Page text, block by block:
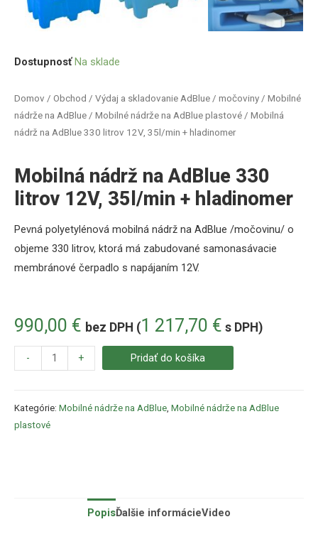
Domov / Obchod / Výdaj a skladovanie AdBlue / močoviny / Mobilné
nádrže na AdBlue / Mobilné nádrže na AdBlue plastové / Mobilná
nádrž na AdBlue 330 litrov 12V, 35l/min + hladinomer
Mobilná nádrž na AdBlue 330
litrov 12V, 35l/min + hladinomer
990,00 € bez DPH (1 217,70 € s DPH)
Pevná polyetylénová mobilná nádrž na AdBlue /močovinu/ o
objeme 330 litrov, ktorá má zabudované samonasávacie
membránové čerpadlo s napájaním 12V.
Dostupnosť Na sklade
- + Pridať do košíka
Kategórie: Mobilné nádrže na AdBlue, Mobilné nádrže na AdBlue
plastové
PopisĎalšie informácieVideo